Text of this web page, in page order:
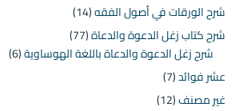
شرح الورقات في أصول الفقه(14)
شرح كتاب زغل الدعوة والدعاة(77)
شرح زغل الدعوة والدعاة باللغة الهوساوية(6)
عشر فوائد(7)
غير مصنف(12)